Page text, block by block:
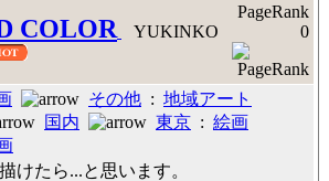
COLOR YUKINKO
PageRank
0
その他 : 地域アート
国内
東京 : 絵画
けたら...と思います。